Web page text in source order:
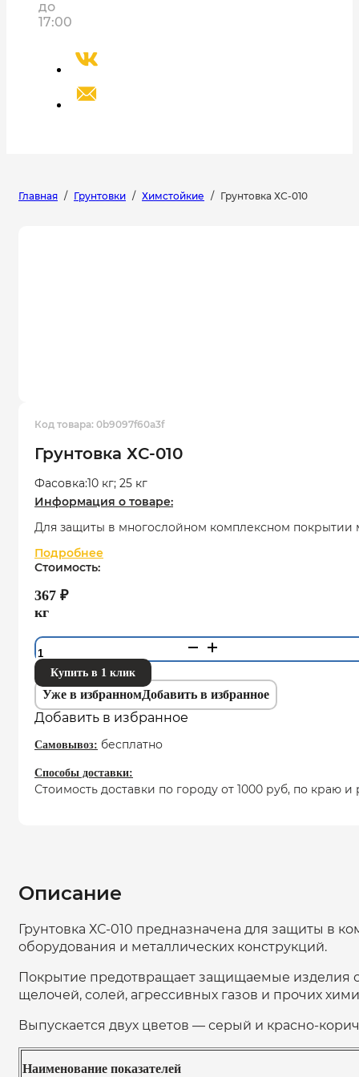
до
17:00
Главная / Грунтовки / Химстойкие / Грунтовка ХС-010
Код товара: 0b9097f60a3f
Грунтовка ХС-010
Фасовка:10 кг; 25 кг
Информация о товаре:
Для защиты в многослойном комплексном покрытии
Подробнее
Стоимость:
367 ₽
кг
Количество
товара
Грунтовка
ХС-010
Купить в 1 клик
Добавить в избранное
Уже в избранном
Добавить в избранное
Самовывоз: бесплатно
Способы доставки:
Стоимость доставки по городу от 1000 руб, по краю
Описание
Грунтовка ХС-010 предназначена для защиты в
оборудования и металлических конструкций.
Покрытие предотвращает защищаемые изделия
щелочей, солей, агрессивных газов и прочих
Выпускается двух цветов — серый и красно-
Наименование показателей